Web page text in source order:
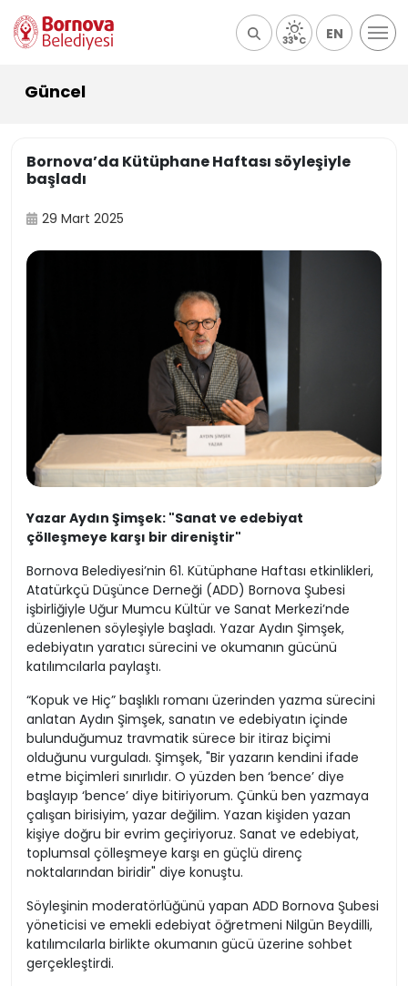
33°C EN
Güncel
Bornova’da Kütüphane Haftası söyleşiyle
başladı
29 Mart 2025
Yazar Aydın Şimşek: "Sanat ve edebiyat
çölleşmeye karşı bir direniştir"
Bornova Belediyesi’nin 61. Kütüphane Haftası etkinlikleri,
Atatürkçü Düşünce Derneği (ADD) Bornova Şubesi
işbirliğiyle Uğur Mumcu Kültür ve Sanat Merkezi’nde
düzenlenen söyleşiyle başladı. Yazar Aydın Şimşek,
edebiyatın yaratıcı sürecini ve okumanın gücünü
katılımcılarla paylaştı.
“Kopuk ve Hiç” başlıklı romanı üzerinden yazma sürecini
anlatan Aydın Şimşek, sanatın ve edebiyatın içinde
bulunduğumuz travmatik sürece bir itiraz biçimi
olduğunu vurguladı. Şimşek, "Bir yazarın kendini ifade
etme biçimleri sınırlıdır. O yüzden ben ‘bence’ diye
başlayıp ‘bence’ diye bitiriyorum. Çünkü ben yazmaya
çalışan birisiyim, yazar değilim. Yazan kişiden yazan
kişiye doğru bir evrim geçiriyoruz. Sanat ve edebiyat,
toplumsal çölleşmeye karşı en güçlü direnç
noktalarından biridir" diye konuştu.
Söyleşinin moderatörlüğünü yapan ADD Bornova Şubesi
yöneticisi ve emekli edebiyat öğretmeni Nilgün Beydilli,
katılımcılarla birlikte okumanın gücü üzerine sohbet
gerçekleştirdi.